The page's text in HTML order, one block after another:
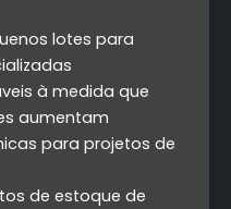
lotes para
à medida que
aumentam
para projetos de
de estoque de